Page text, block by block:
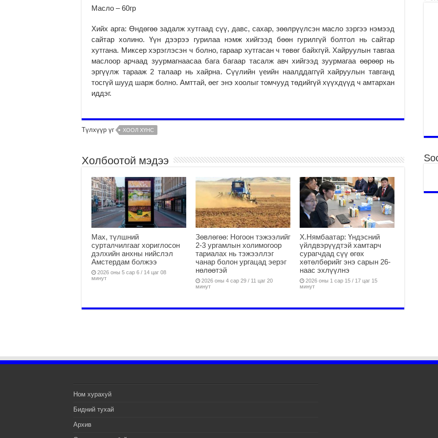
Масло – 60гр
Хийх арга: Өндөгөө задалж хутгаад сүү, давс, сахар, зөөлрүүлсэн масло зэргээ нэмээд
сайтар холино. Үүн дээрээ гурилаа нэмж хийгээд бөөн гурилгүй болтол нь сайтар
хутгана. Миксер хэрэглэсэн ч болно, гараар хутгасан ч төвөг байхгүй. Хайруулын тавгаа
маслоор арчаад зуурмагнаасаа бага багаар тасалж авч хийгээд зуурмагаа өөрөөр нь
эргүүлж тарааж 2 талаар нь хайрна. Сүүлийн үеийн наалддаггүй хайруулын тавганд
тосгүй шууд шарж болно. Амттай, өег энэ хоолыг томчууд төдийгүй хүүхдүүд ч амтархан
иддэг.
Түлхүүр үг ХООЛ ХҮНС
Холбоотой мэдээ
Мах, түлшний
сурталчилгааг хориглосон
дэлхийн анхны нийслэл
Амстердам болжээ
2026 оны 5 сар 6 / 14 цаг 08
минут
Зөвлөгөө: Ногоон тэжээлийг
2-3 ургамлын холимогоор
тариалах нь тэжээллэг
чанар болон ургацад эерэг
нөлөөтэй
2026 оны 4 сар 29 / 11 цаг 20
минут
Х.Нямбаатар: Үндэсний
үйлдвэрүүдтэй хамтарч
сурагчдад сүү өгөх
хөтөлбөрийг энэ сарын 26-
наас эхлүүлнэ
2026 оны 1 сар 15 / 17 цаг 15
минут
Өв
Их
Ном хурахуй
Бидний тухай
Архив